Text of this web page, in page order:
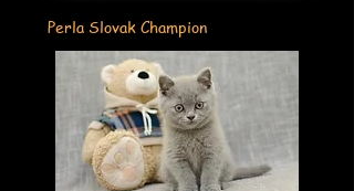
Perla Slovak Champion